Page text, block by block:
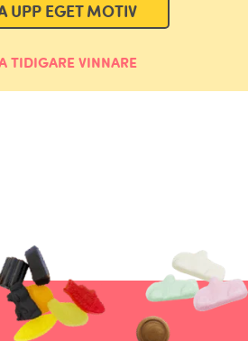
UPP EGET MOTIV
TIDIGARE VINNARE